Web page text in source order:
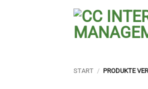
START / PRODUKTE